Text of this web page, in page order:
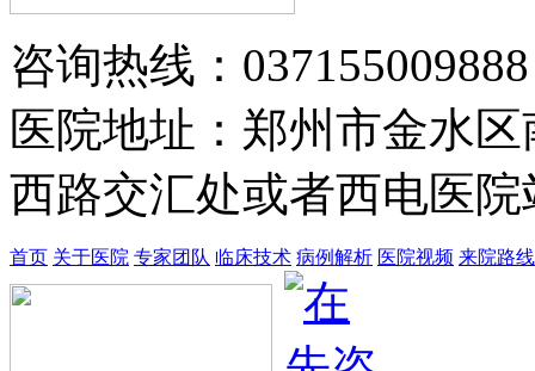
于郑州第四军医…【详情】
咨询热线：037155009888
医院地址：郑州市金水
西路交汇处或者西电医
首页 关于医院 专家团队 临床技术 病例解析 医院视频 来院路线